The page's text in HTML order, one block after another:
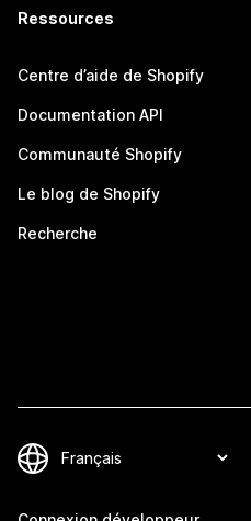
Ressources
Centre d’aide de Shopify
Documentation API
Communauté Shopify
Le blog de Shopify
Recherche